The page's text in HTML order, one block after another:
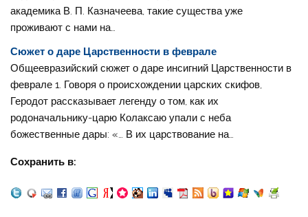
академика В. П. Казначеева, такие существа уже
проживают с нами на…
Сюжет о даре Царственности в феврале
Общеевразийский сюжет о даре инсигний Царственности в
феврале 1. Говоря о происхождении царских скифов,
Геродот рассказывает легенду о том, как их
родоначальнику-царю Колаксаю упали с неба
божественные дары: «… В их царствование на…
Сохранить в: